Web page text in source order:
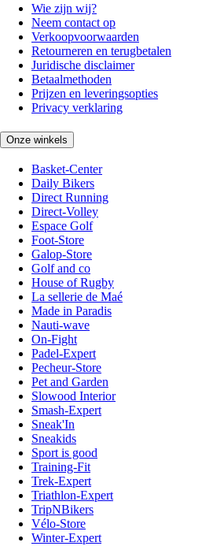
Wie zijn wij?
Neem contact op
Verkoopvoorwaarden
Retourneren en terugbetalen
Juridische disclaimer
Betaalmethoden
Prijzen en leveringsopties
Privacy verklaring
Onze winkels
Basket-Center
Daily Bikers
Direct Running
Direct-Volley
Espace Golf
Foot-Store
Galop-Store
Golf and co
House of Rugby
La sellerie de Maé
Made in Paradis
Nauti-wave
On-Fight
Padel-Expert
Pecheur-Store
Pet and Garden
Slowood Interior
Smash-Expert
Sneak'In
Sneakids
Sport is good
Training-Fit
Trek-Expert
Triathlon-Expert
TripNBikers
Vélo-Store
Winter-Expert